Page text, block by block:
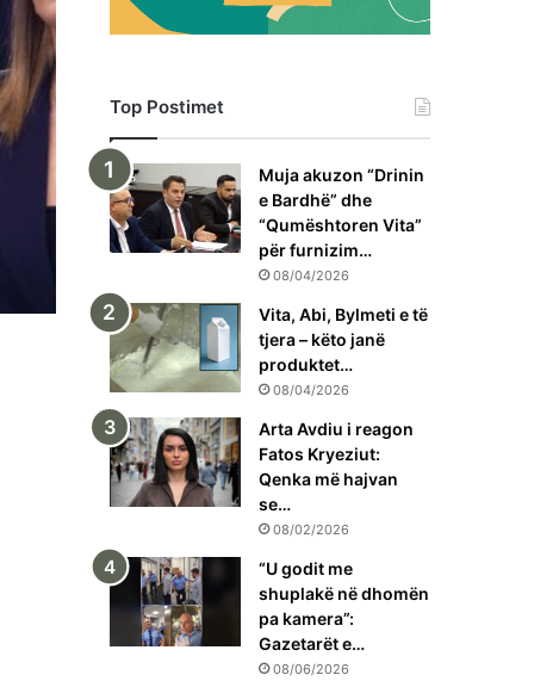
Top Postimet
Muja akuzon “Drinin
e Bardhë” dhe
“Qumështoren Vita”
për furnizim…
08/04/2026
Vita, Abi, Bylmeti e të
tjera – këto janë
produktet…
08/04/2026
Arta Avdiu i reagon
Fatos Kryeziut:
Qenka më hajvan
se…
08/02/2026
“U godit me
shuplakë në dhomën
pa kamera”:
Gazetarët e…
08/06/2026